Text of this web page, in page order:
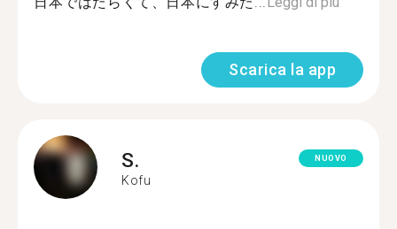
Scarica la app
S.
Kofu
NUOVO